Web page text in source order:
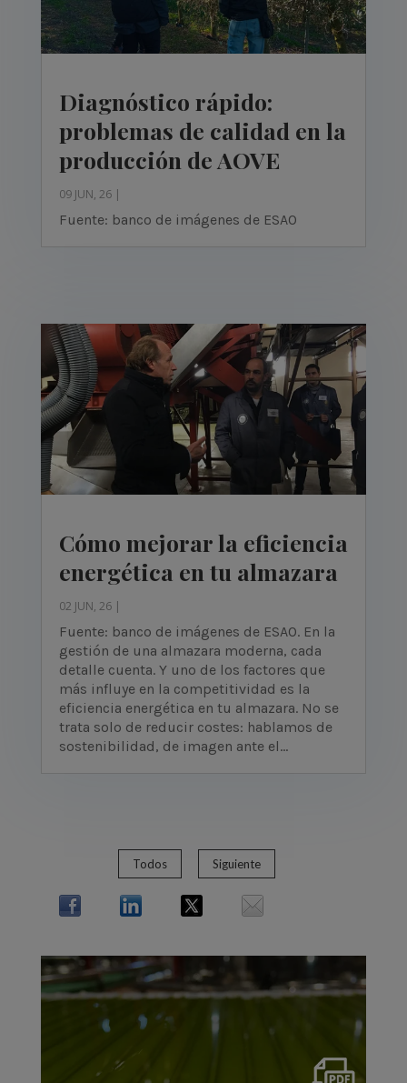
Diagnóstico rápido:
problemas de calidad en la
producción de AOVE
09 JUN, 26|
Fuente: banco de imágenes de ESAO
Cómo mejorar la eficiencia
energética en tu almazara
02 JUN, 26|
Fuente: banco de imágenes de ESAO. En la
gestión de una almazara moderna, cada
detalle cuenta. Y uno de los factores que
más influye en la competitividad es la
eficiencia energética en tu almazara. No se
trata solo de reducir costes: hablamos de
sostenibilidad, de imagen ante el...
Todos Siguiente